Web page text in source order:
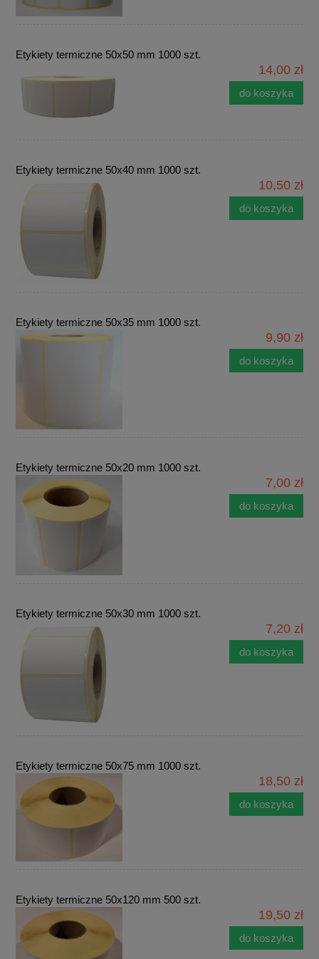
Etykiety termiczne 50x50 mm 1000 szt.
14,00 zł
do koszyka
Etykiety termiczne 50x40 mm 1000 szt.
10,50 zł
do koszyka
Etykiety termiczne 50x35 mm 1000 szt.
9,90 zł
do koszyka
Etykiety termiczne 50x20 mm 1000 szt.
7,00 zł
do koszyka
Etykiety termiczne 50x30 mm 1000 szt.
7,20 zł
do koszyka
Etykiety termiczne 50x75 mm 1000 szt.
18,50 zł
do koszyka
Etykiety termiczne 50x120 mm 500 szt.
19,50 zł
do koszyka